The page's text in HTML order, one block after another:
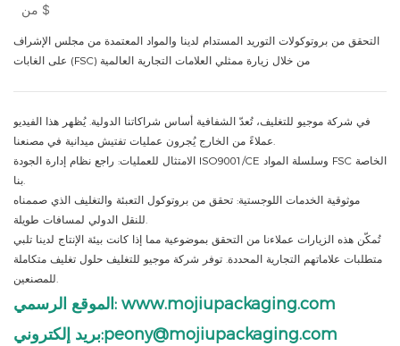
$
التحقق من بروتوكولات التوريد المستدام لدينا والمواد المعتمدة من مجلس الإشراف
على الغابات (FSC) من خلال زيارة ممثلي العلامات التجارية العالمية
في شركة موجيو للتغليف، تُعدّ الشفافية أساس شراكاتنا الدولية. يُظهر هذا الفيديو
عملاءً من الخارج يُجرون عمليات تفتيش ميدانية في مصنعنا.
الامتثال للعمليات: راجع نظام إدارة الجودة ISO9001/CE وسلسلة المواد FSC الخاصة
بنا.
موثوقية الخدمات اللوجستية: تحقق من بروتوكول التعبئة والتغليف الذي صممناه
للنقل الدولي لمسافات طويلة.
تُمكّن هذه الزيارات عملاءنا من التحقق بموضوعية مما إذا كانت بيئة الإنتاج لدينا تلبي
متطلبات علاماتهم التجارية المحددة. توفر شركة موجيو للتغليف حلول تغليف متكاملة
للمصنعين.
الموقع الرسمي: www.mojiupackaging.com
بريد إلكتروني:peony@mojiupackaging.com